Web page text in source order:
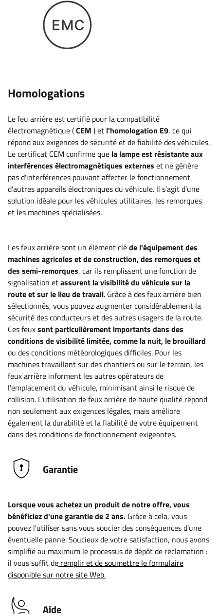
Homologations
Le feu arrière est certifié pour la compatibilité
électromagnétique (CEM ) et l'homologation E9, ce qui
répond aux exigences de sécurité et de fiabilité des véhicules.
Le certificat CEM confirme que la lampe est résistante aux
interférences électromagnétiques externes et ne génère
pas d'interférences pouvant affecter le fonctionnement
d'autres appareils électroniques du véhicule. Il s’agit d’une
solution idéale pour les véhicules utilitaires, les remorques
et les machines spécialisées.
Les feux arrière sont un élément cléde l'équipement des
machines agricoles et de construction, des remorques et
des semi-remorques, car ils remplissent une fonction de
signalisation etassurent la visibilité du véhicule sur la
route et sur le lieu de travail. Grâce à des feux arrière bien
sélectionnés, vous pouvez augmenter considérablement la
sécurité des conducteurs et des autres usagers de la route.
Ces feuxsont particulièrement importants dans des
conditions de visibilité limitée, comme la nuit, le brouillard
ou des conditions météorologiques difficiles. Pour les
machines travaillant sur des chantiers ou sur le terrain, les
feux arrière informent les autres opérateurs de
l'emplacement du véhicule, minimisant ainsi le risque de
collision. L'utilisation de feux arrière de haute qualité répond
non seulement aux exigences légales, mais améliore
également la durabilité et la fiabilité de votre équipement
dans des conditions de fonctionnement exigeantes.
Garantie
Lorsque vous achetez un produit de notre offre, vous
bénéficiez d'une garantie de 2 ans. Grâce à cela, vous
pouvez l’utiliser sans vous soucier des conséquences d’une
éventuelle panne. Soucieux de votre satisfaction, nous avons
simplifié au maximum le processus de dépôt de réclamation :
il vous suffit de remplir et de soumettre le formulaire
disponible sur notre site Web.
Aide